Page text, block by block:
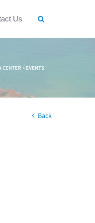
Us
CENTER » EVENTS
Back